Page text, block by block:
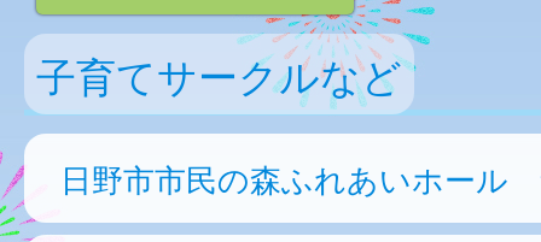
子育てサークルなど
日野市市民の森ふれあいホール